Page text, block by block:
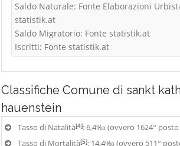
Saldo Naturale: Fonte Elaborazioni
statistik.at
Saldo Migratorio: Fonte statistik.at
Iscritti: Fonte statistik.at
Classifiche Comune di sankt
hauenstein
Tasso di Natalità[4]: 6,4‰ (ovvero 1624°
Tasso di Mortalità[5]: 14,4‰ (ovvero 511°